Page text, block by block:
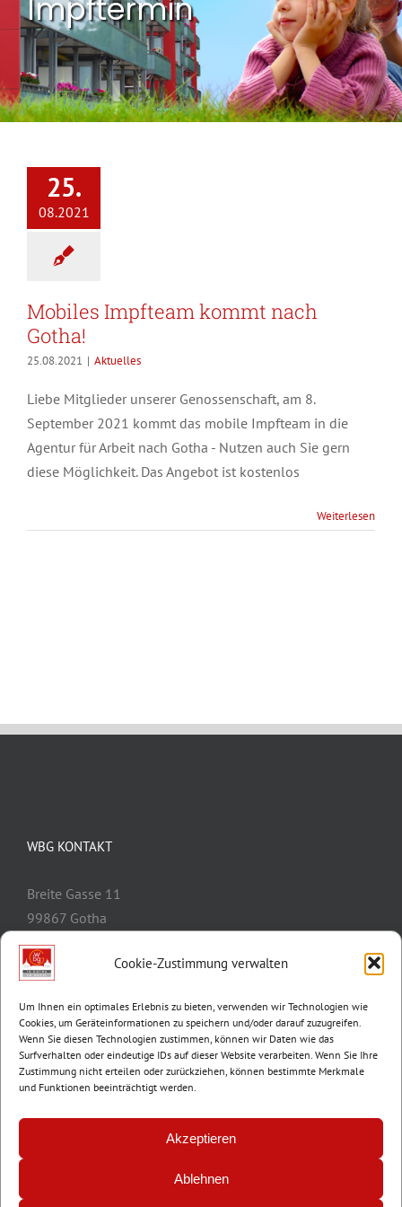
Cookie-Zustimmung verwalten
Um Ihnen ein optimales Erlebnis zu bieten, verwenden wir Technologien wie
Cookies, um Geräteinformationen zu speichern und/oder darauf zuzugreifen.
Wenn Sie diesen Technologien zustimmen, können wir Daten wie das
Surfverhalten oder eindeutige IDs auf dieser Website verarbeiten. Wenn Sie Ihre
Zustimmung nicht erteilen oder zurückziehen, können bestimmte Merkmale
und Funktionen beeinträchtigt werden.
Akzeptieren
Ablehnen
Impftermin
25.
08.2021
Mobiles Impfteam kommt nach
Gotha!
25.08.2021 | Aktuelles
Liebe Mitglieder unserer Genossenschaft, am 8.
September 2021 kommt das mobile Impfteam in die
Agentur für Arbeit nach Gotha - Nutzen auch Sie gern
diese Möglichkeit. Das Angebot ist kostenlos
Weiterlesen
WBG KONTAKT
Breite Gasse 11
99867 Gotha
Telefon:
E-Mail:
info@wbg-gotha.de